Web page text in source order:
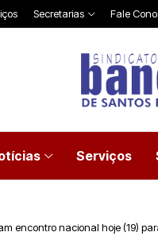
Secretarias Fale
Serviços
encontro nacional hoje (19)